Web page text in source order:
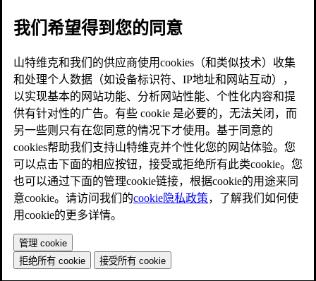
我们希望得到您的同意
山特维克和我们的供应商使用cookies（和类似技术）收集
和处理个人数据（如设备标识符、IP地址和网站互动），
以实现基本的网站功能、分析网站性能、个性化内容和提
供有针对性的广告。有些 cookie 是必要的，无法关闭，而
另一些则只有在您同意的情况下才使用。基于同意的
cookies帮助我们支持山特维克并个性化您的网站体验。您
可以点击下面的相应按钮，接受或拒绝所有此类cookie。您
也可以通过下面的管理cookie链接，根据cookie的用途来同
意cookie。请访问我们的cookie隐私政策，了解我们如何使
用cookie的更多详情。
管理 cookie
拒绝所有 cookie
接受所有 cookie